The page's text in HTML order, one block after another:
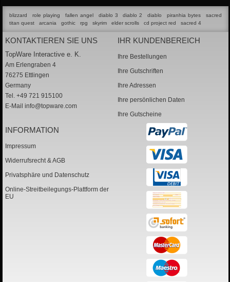
blizzard role playing fallen angel diablo 3 diablo 2 diablo piranhia bytes
sacred
titan quest
arcania gothic rpg skyrim elder scrolls cd project red sacred 4
KONTAKTIEREN SIE UNS
TopWare Interactive e. K.
Am Erlengraben 4
76275 Ettlingen
Germany
Tel. +49 721 915100
E-Mail info@topware.com
IHR KUNDENBEREICH
Ihre Bestellungen
Ihre Gutschriften
Ihre Adressen
Ihre persönlichen Daten
Ihre Gutscheine
INFORMATION
Impressum
Widerrufsrecht & AGB
Privatsphäre und Datenschutz
Online-Streitbeilegungs-Plattform der
EU